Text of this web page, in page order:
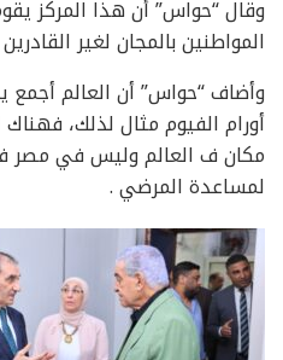
وقال “حواس” أن هذا المركز
المواطنين بالمجان لغير
وأضاف “حواس” أن العالم أجمع
أورام الفيوم مثال لذلك،
مكان ف العالم وليس في مصر
لمساعدة المرضي .